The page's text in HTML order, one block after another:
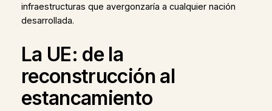
infraestructuras que avergonzaría a cualquier nación
desarrollada.
La UE: de la
reconstrucción al
estancamiento